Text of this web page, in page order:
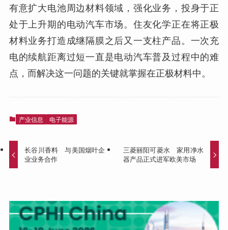
有意扩大电池周边材料领域，强化业务，投身于正
处于上升期的电动汽车市场。住友化学正在将正极
材料业务打造成继隔膜之后又一支柱产品。一次充
电的续航距离过短一直是电动汽车普及过程中的难
点，而解决这一问题的关键就掌握在正极材料中。
产业信息 电子能源
长谷川香料 与美国烟叶企
业业务合作
三菱丽阳可菱水 家用净水
器产品正式进军欧美市场